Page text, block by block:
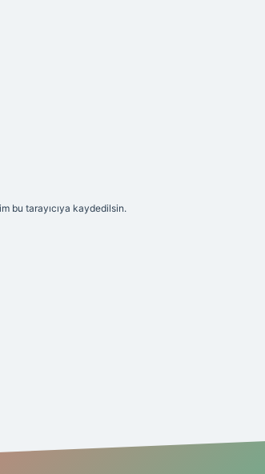
bu tarayıcıya kaydedilsin.